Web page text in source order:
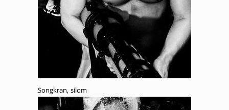
Songkran, silom